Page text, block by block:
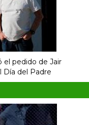
el pedido de Jair
Día del Padre